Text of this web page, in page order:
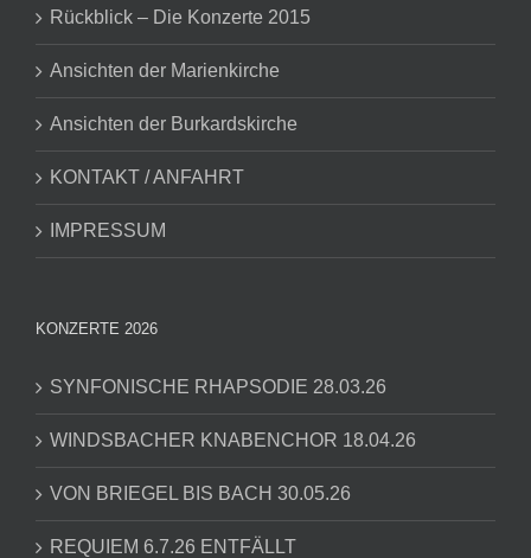
Rückblick – Die Konzerte 2015
Ansichten der Marienkirche
Ansichten der Burkardskirche
KONTAKT / ANFAHRT
IMPRESSUM
KONZERTE 2026
SYNFONISCHE RHAPSODIE 28.03.26
WINDSBACHER KNABENCHOR 18.04.26
VON BRIEGEL BIS BACH 30.05.26
REQUIEM 6.7.26 ENTFÄLLT